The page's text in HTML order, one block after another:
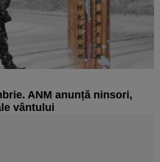
ANM anunță ninsori,
vântului